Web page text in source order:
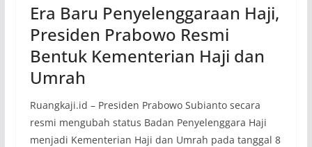
Era Baru Penyelenggaraan Haji,
Presiden Prabowo Resmi
Bentuk Kementerian Haji dan
Umrah
Ruangkaji.id – Presiden Prabowo Subianto secara
resmi mengubah status Badan Penyelenggara Haji
menjadi Kementerian Haji dan Umrah pada tanggal 8